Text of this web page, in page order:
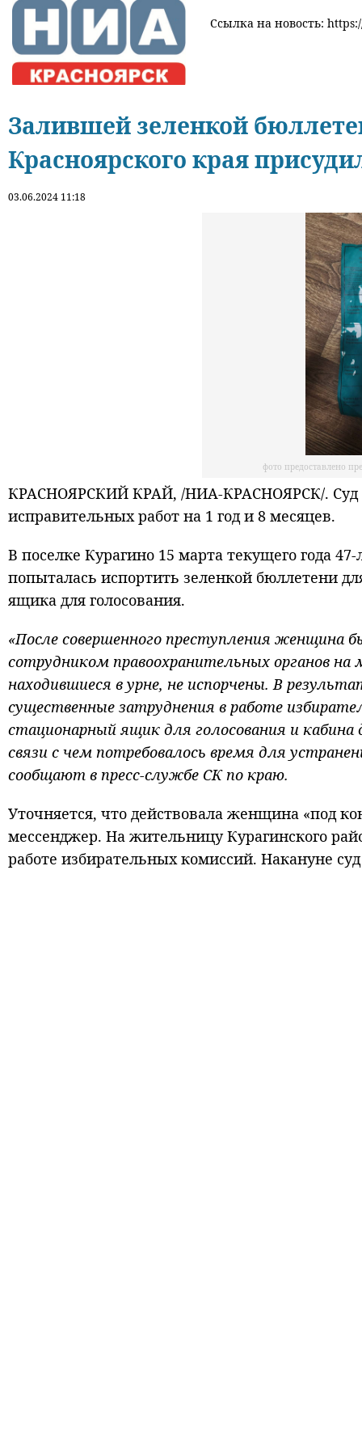
Ссылка на новость:
Залившей зеленкой
Красноярского края
03.06.2024 11:18
фото предоставлено
КРАСНОЯРСКИЙ КРАЙ, /НИА-КРАСНОЯРСК/. Суд
исправительных работ на 1 год и 8 месяцев.
В поселке Курагино 15 марта текущего года
попыталась испортить зеленкой бюллетени
ящика для голосования.
«После совершенного преступления женщина
сотрудником правоохранительных органов
находившиеся в урне, не испорчены. В
существенные затруднения в работе
стационарный ящик для голосования и
связи с чем потребовалось время для
сообщают в пресс-службе СК по краю.
Уточняется, что действовала женщина «под
мессенджер. На жительницу Курагинского
работе избирательных комиссий. Накануне